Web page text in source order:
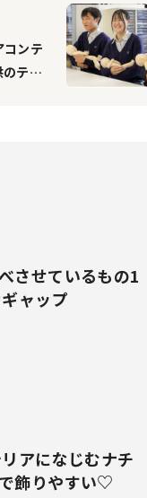
コンテ
テー
させているもの1
ャップ
アになじむナチ
飾りやすい♡